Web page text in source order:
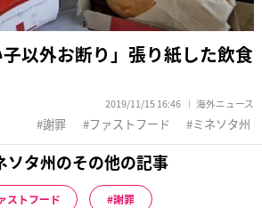
子以外お断り」張り紙した飲食
2019/11/15 16:46 海外ニュース
謝罪 ファストフード ミネソタ州
ソタ州のその他の記事
ストフード 謝罪